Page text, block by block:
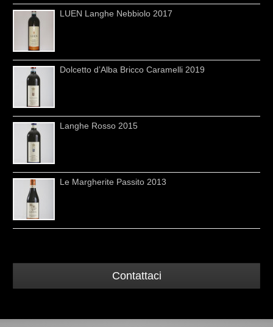
LUEN Langhe Nebbiolo 2017
Dolcetto d’Alba Bricco Caramelli 2019
Langhe Rosso 2015
Le Margherite Passito 2013
Contattaci